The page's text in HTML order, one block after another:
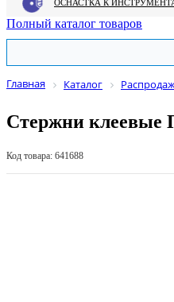
Полный каталог товаров
Главная Каталог
Стержни клеевые
Код товара: 641688